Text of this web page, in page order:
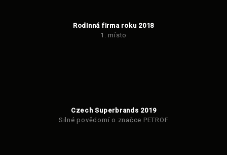
Rodinná firma roku 2018
1. místo
Czech Superbrands 2019
Silné povědomí o značce PETROF